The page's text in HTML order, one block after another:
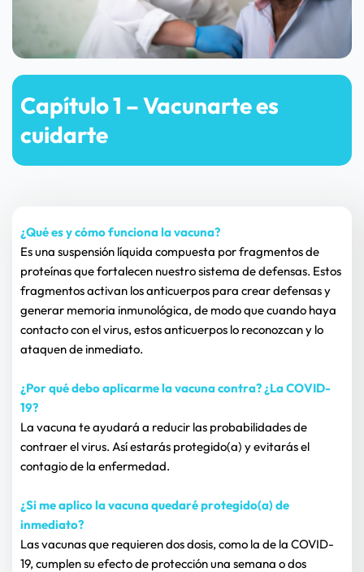
Capítulo 1 – Vacunarte es
cuidarte
¿Qué es y cómo funciona la vacuna?
Es una suspensión líquida compuesta por fragmentos de
proteínas que fortalecen nuestro sistema de defensas. Estos
fragmentos activan los anticuerpos para crear defensas y
generar memoria inmunológica, de modo que cuando haya
contacto con el virus, estos anticuerpos lo reconozcan y lo
ataquen de inmediato.
¿Por qué debo aplicarme la vacuna contra? ¿La COVID-
19?
La vacuna te ayudará a reducir las probabilidades de
contraer el virus. Así estarás protegido(a) y evitarás el
contagio de la enfermedad.
¿Si me aplico la vacuna quedaré protegido(a) de
inmediato?
Las vacunas que requieren dos dosis, como la de la COVID-
19, cumplen su efecto de protección una semana o dos